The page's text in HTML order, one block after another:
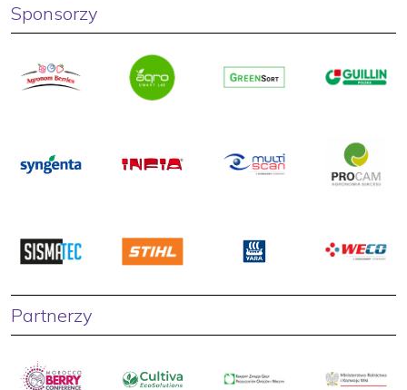
Sponsorzy
Partnerzy